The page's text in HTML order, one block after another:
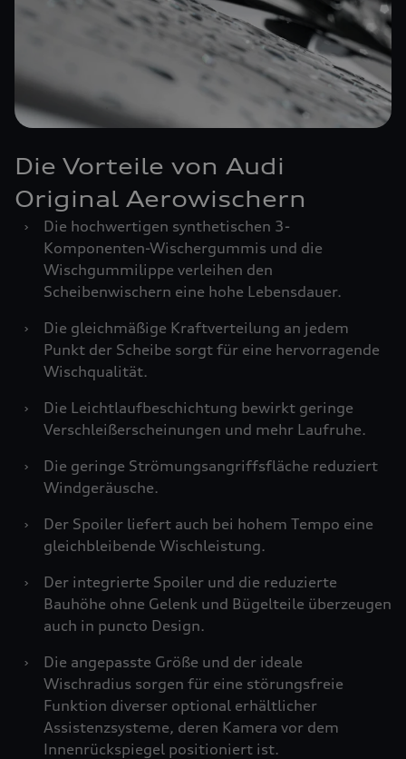
Die Vorteile von Audi
Original Aerowischern
›
Die hochwertigen synthetischen 3-
Komponenten-Wischergummis und die
Wischgummilippe verleihen den
Scheibenwischern eine hohe Lebensdauer.
›
Die gleichmäßige Kraftverteilung an jedem
Punkt der Scheibe sorgt für eine hervorragende
Wischqualität.
›
Die Leichtlaufbeschichtung bewirkt geringe
Verschleißerscheinungen und mehr Laufruhe.
›
Die geringe Strömungsangriffsfläche reduziert
Windgeräusche.
›
Der Spoiler liefert auch bei hohem Tempo eine
gleichbleibende Wischleistung.
›
Der integrierte Spoiler und die reduzierte
Bauhöhe ohne Gelenk und Bügelteile überzeugen
auch in puncto Design.
›
Die angepasste Größe und der ideale
Wischradius sorgen für eine störungsfreie
Funktion diverser optional erhältlicher
Assistenzsysteme, deren Kamera vor dem
Innenrückspiegel positioniert ist.